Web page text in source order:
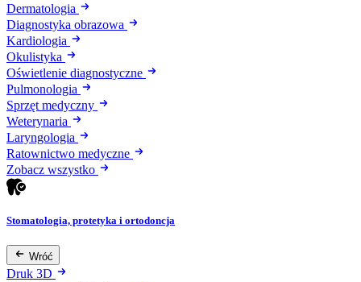
Dermatologia
Diagnostyka obrazowa
Kardiologia
Okulistyka
Oświetlenie diagnostyczne
Pulmonologia
Sprzęt medyczny
Weterynaria
Laryngologia
Ratownictwo medyczne
Zobacz wszystko
Stomatologia, protetyka i ortodoncja
Wróć
Druk 3D